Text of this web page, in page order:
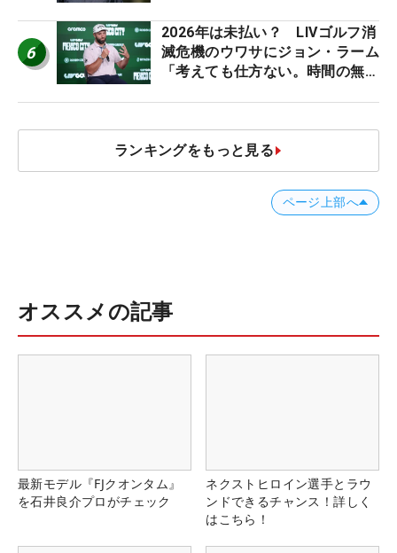
6
2026年は未払い？ LIVゴルフ消
滅危機のウワサにジョン・ラーム
「考えても仕方ない。時間の無
ランキングをもっと見る
ページ上部へ
オススメの記事
最新モデル『FJクオンタム』
を石井良介プロがチェック
ネクストヒロイン選手とラウ
ンドできるチャンス！詳しく
はこちら！